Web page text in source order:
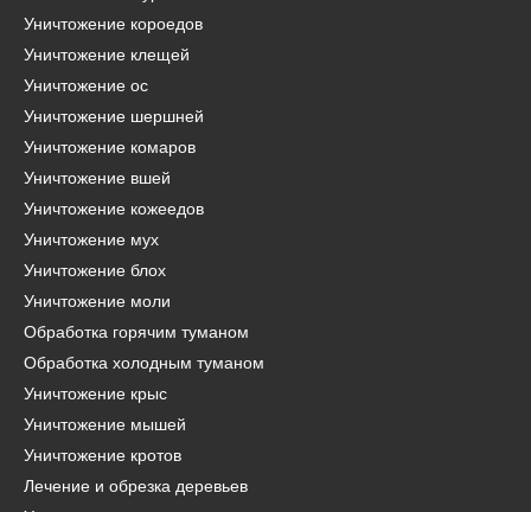
Уничтожение короедов
Уничтожение клещей
Уничтожение ос
Уничтожение шершней
Уничтожение комаров
Уничтожение вшей
Уничтожение кожеедов
Уничтожение мух
Уничтожение блох
Уничтожение моли
Обработка горячим туманом
Обработка холодным туманом
Уничтожение крыс
Уничтожение мышей
Уничтожение кротов
Лечение и обрезка деревьев